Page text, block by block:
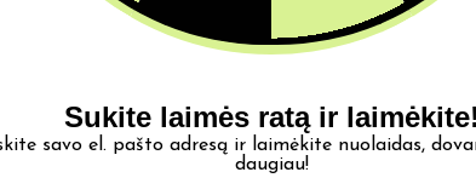
Sukite laimės ratą ir laimėkite!
savo el. pašto adresą ir laimėkite nuolaidas,
daugiau!